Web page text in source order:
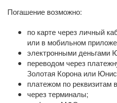
Погашение возможно:
по карте через личный
или в мобильном
электронными деньгами
переводом через
Золотая Корона или
платежом по реквизитам
через терминалы;